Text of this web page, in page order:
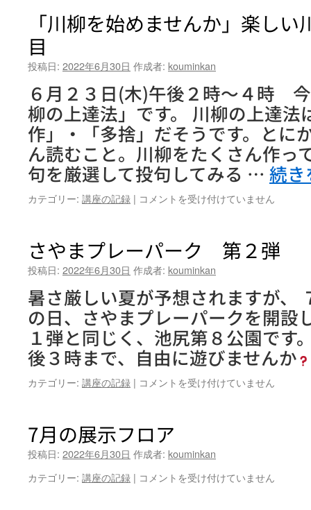
「川柳を始めませんか」楽し
目
投稿日: 2022年6月30日 作成者: kouminkan
６月２３日(木)午後２時～４時
柳の上達法」です。 川柳の上達法
作」・「多捨」だそうです。とに
ん読むこと。川柳をたくさん作っ
句を厳選して投句してみる … 続
カテゴリー: 講座の記録 | 「川
め
ま
ん
か」
楽
い
川
柳
講
５
回
目
は
コメントを受け付けていません
さやまプレーパーク 第２弾
投稿日: 2022年6月30日 作成者: kouminkan
暑さ厳しい夏が予想されますが、
の日、さやまプレーパークを開設
１弾と同じく、池尻第８公園です
後３時まで、自由に遊びませんか
カテゴリー: 講座の記録 | さ
レ
ー
ー
コメントを受け付けていません
7月の展示フロア
投稿日: 2022年6月30日 作成者: kouminkan
カテゴリー: 講座の記録 | 7
コメントを受け付けていません